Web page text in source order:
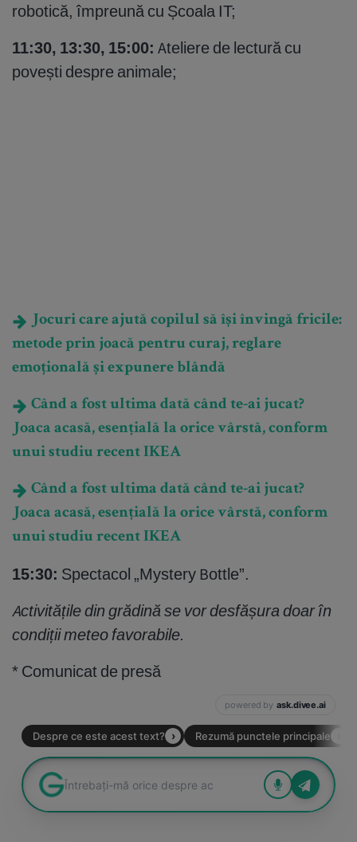
robotică, împreună cu Școala IT;
11:30, 13:30, 15:00: Ateliere de lectură cu
povești despre animale;
Jocuri care ajută copilul să își învingă fricile:
metode prin joacă pentru curaj, reglare
emoțională și expunere blândă
Când a fost ultima dată când te-ai jucat?
Joaca acasă, esențială la orice vârstă, conform
unui studiu recent IKEA
Când a fost ultima dată când te-ai jucat?
Joaca acasă, esențială la orice vârstă, conform
unui studiu recent IKEA
15:30: Spectacol „Mystery Bottle”.
Activitățile din grădină se vor desfășura doar în
condiții meteo favorabile.
* Comunicat de presă